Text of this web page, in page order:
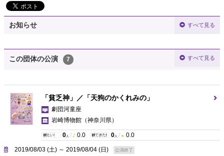
お知らせ すべて見る
この団体の公演 7 すべて見る
「貧乏神」／「天狗のかくれみの」
劇団河童座
岩崎博物館 （神奈川県）
0 人 / 0.0 0 人 / 0.0
2019/08/03 (土) ～ 2019/08/04 (日) 公演終了